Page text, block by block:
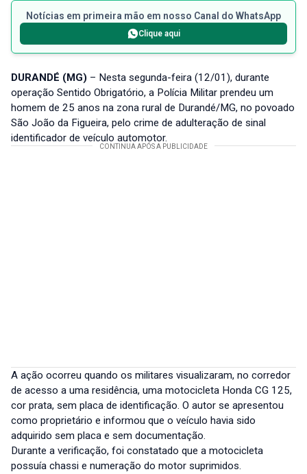
Notícias em primeira mão em nosso Canal do WhatsApp
Clique aqui
DURANDÉ (MG) – Nesta segunda-feira (12/01), durante
operação Sentido Obrigatório, a Polícia Militar prendeu um
homem de 25 anos na zona rural de Durandé/MG, no povoado
São João da Figueira, pelo crime de adulteração de sinal
identificador de veículo automotor.
A ação ocorreu quando os militares visualizaram, no corredor
de acesso a uma residência, uma motocicleta Honda CG 125,
cor prata, sem placa de identificação. O autor se apresentou
como proprietário e informou que o veículo havia sido
adquirido sem placa e sem documentação.
Durante a verificação, foi constatado que a motocicleta
possuía chassi e numeração do motor suprimidos.